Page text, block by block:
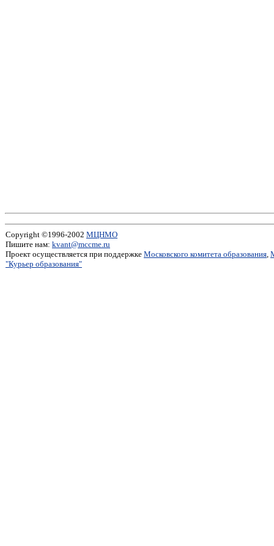
Copyright ©1996-2002 МЦНМО
Пишите нам: kvant@mccme.ru
Проект осуществляется при поддержке Московского комитета образования,
"Курьер образования"